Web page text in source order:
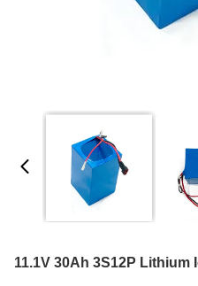
11.1V 30Ah 3S12P Lithium